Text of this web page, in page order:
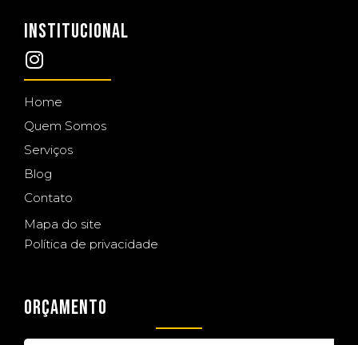
INSTITUCIONAL
Home
Quem Somos
Serviços
Blog
Contato
Mapa do site
Política de privacidade
ORÇAMENTO